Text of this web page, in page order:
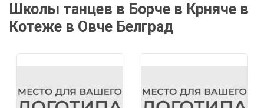
Школы танцев в Борче в Крняче в
Котеже в Овче Белград